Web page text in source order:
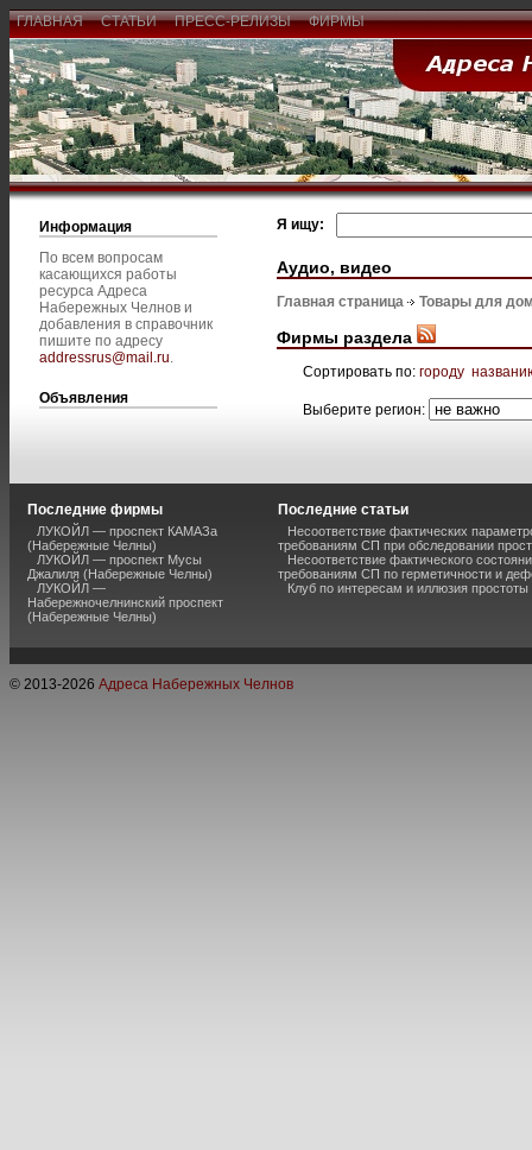
ГЛАВНАЯ СТАТЬИ ПРЕСС-РЕЛИЗЫ ФИРМЫ
Информация
По всем вопросам
касающихся работы
ресурса Адреса
Набережных Челнов и
добавления в справочник
пишите по адресу
addressrus@mail.ru.
Объявления
Я ищу:
Аудио, видео
Главная страница Товары для
Фирмы раздела
Сортировать по: городу
Выберите регион:
Последние фирмы
ЛУКОЙЛ — проспект КАМАЗа
(Набережные Челны)
ЛУКОЙЛ — проспект Мусы
Джалиля (Набережные Челны)
ЛУКОЙЛ —
Набережночелнинский проспект
(Набережные Челны)
Последние статьи
Несоответствие фактических
требованиям СП при обследовании
Несоответствие фактического
требованиям СП по герметичности и
Клуб по интересам и иллюзия простоты
© 2013-2026 Адреса Набережных Челнов